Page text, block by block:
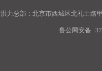
洪力总部：北京市西城区北礼士路
鲁公网安备